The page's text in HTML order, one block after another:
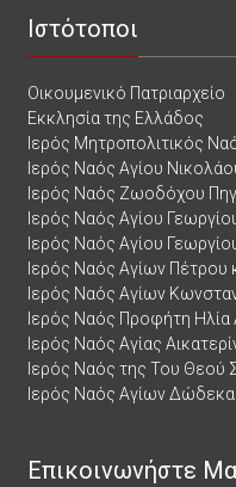
Ιστότοποι
Οικουμενικό Πατριαρχείο
Εκκλησία της Ελλάδος
Ιερός Μητροπολιτικός
Ιερός Ναός Αγίου
Ιερός Ναός Ζωοδόχου
Ιερός Ναός Αγίου
Ιερός Ναός Αγίου
Ιερός Ναός Αγίων Πέτρου
Ιερός Ναός Αγίων
Ιερός Ναός Προφήτη Ηλία
Ιερός Ναός Αγίας
Ιερός Ναός της Του Θεού
Ιερός Ναός Αγίων
Επικοινωνήστε